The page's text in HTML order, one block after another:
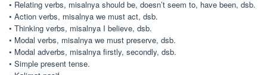
• Relating verbs, misalnya should be, doesn’t seem to, have been, dsb.
• Action verbs, misalnya we must act, dsb.
• Thinking verbs, misalnya I believe, dsb.
• Modal verbs, misalnya we must preserve, dsb.
• Modal adverbs, misalnya firstly, secondly, dsb.
• Simple present tense.